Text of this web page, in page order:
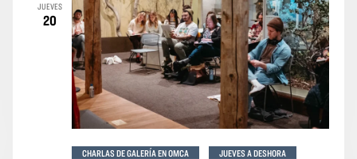
JUEVES
20
CHARLAS DE GALERÍA EN OMCA
JUEVES A DESHORA